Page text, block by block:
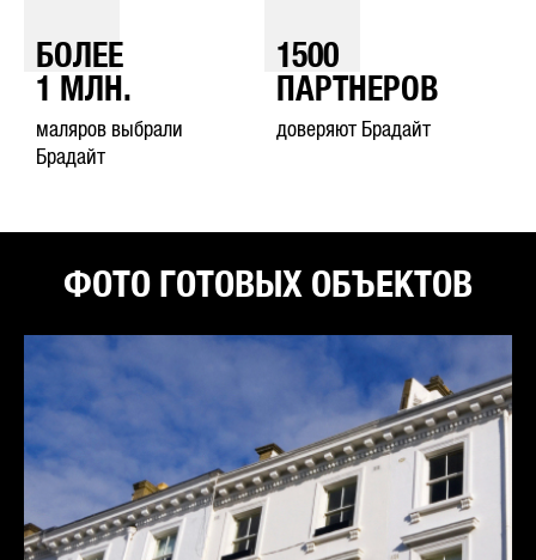
БОЛЕЕ
1
МЛН.
маляров выбрали
Брадайт
1500
ПАРТНЕРОВ
доверяют Брадайт
ФОТО ГОТОВЫХ ОБЪЕКТОВ